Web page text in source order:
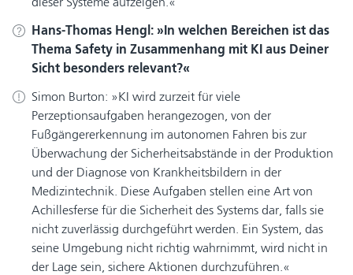
Hans-Thomas Hengl:
In welchen Bereichen ist das
Thema Safety in Zusammenhang mit KI aus Deiner
Sicht besonders relevant?
Simon Burton:
KI wird zurzeit für viele
Perzeptionsaufgaben herangezogen, von der
Fußgängererkennung im autonomen Fahren bis zur
Überwachung der Sicherheitsabstände in der Produktion
und der Diagnose von Krankheitsbildern in der
Medizintechnik. Diese Aufgaben stellen eine Art von
Achillesferse für die Sicherheit des Systems dar, falls sie
nicht zuverlässig durchgeführt werden. Ein System, das
seine Umgebung nicht richtig wahrnimmt, wird nicht in
der Lage sein, sichere Aktionen durchzuführen.